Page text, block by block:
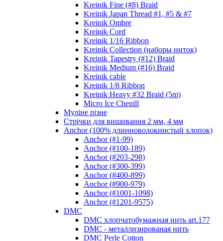
Kreinik Fine (#8) Braid
Kreinik Japan Thread #1, #5 & #7
Kreinik Ombre
Kreinik Cord
Kreinik 1/16 Ribbon
Kreinik Collection (наборы ниток)
Kreinik Tapestry (#12) Braid
Kreinik Medium (#16) Braid
Kreinik cable
Kreinik 1/8 Ribbon
Kreinik Heavy #32 Braid (5m)
Micro Ice Chenill
Муліне різне
Стрічки для вишивання 2 мм, 4 мм
Anchor (100% длинноволокнистый хлопок)
Anchor (#1-99)
Anchor (#100-189)
Anchor (#203-298)
Anchor (#300-399)
Anchor (#400-899)
Anchor (#900-979)
Anchor (#1001-1098)
Anchor (#1201-9575)
DMC
DMC хлопчатобумажная нить art.177
DMC - металлизированая нить
DMC Perle Cotton